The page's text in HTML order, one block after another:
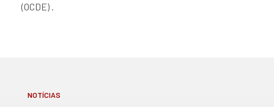
(OCDE) .
NOTÍCIAS